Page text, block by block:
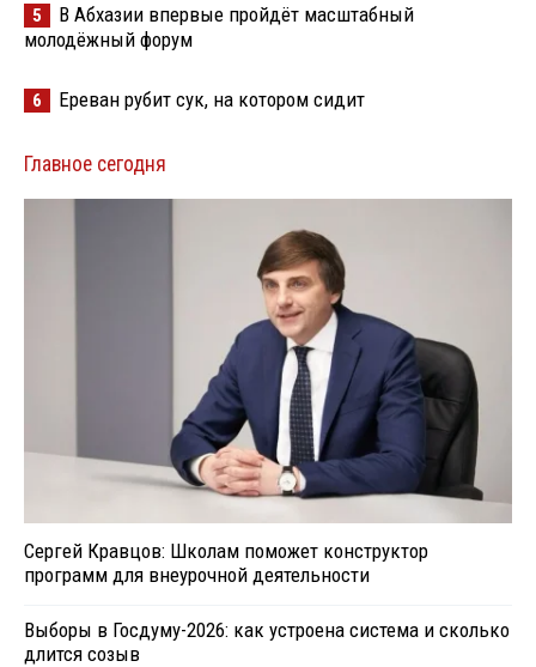
5
В Абхазии впервые пройдёт масштабный
молодёжный форум
6 Ереван рубит сук, на котором сидит
Главное сегодня
Сергей Кравцов: Школам поможет конструктор
программ для внеурочной деятельности
Выборы в Госдуму-2026: как устроена система и сколько
длится созыв